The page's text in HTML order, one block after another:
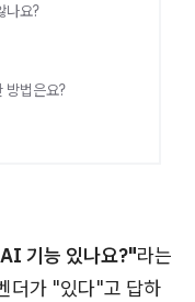
나요?
방법은요?
기능 있나요?"라는
더가 "있다"고 답하